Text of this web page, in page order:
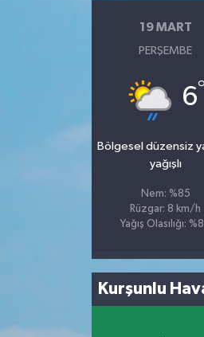
19 MART
PERŞEMBE
6°
Bölgesel düzensiz
yağışlı
Nem: %85
Rüzgar: 8 km/h
Yağış Olasılığı:
Kurşunlu